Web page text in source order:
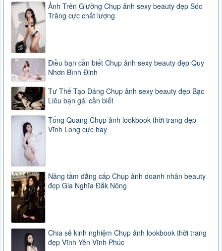
Ảnh Trên Giường Chụp ảnh sexy beauty đẹp Sóc
Trăng cực chất lượng
Điều bạn cần biết Chụp ảnh sexy beauty đẹp Quy
Nhơn Bình Định
Tư Thế Tạo Dáng Chụp ảnh sexy beauty đẹp Bạc
Liêu bạn gái cần biết
Tổng Quang Chụp ảnh lookbook thời trang đẹp
Vĩnh Long cực hay
Nâng tầm đẳng cấp Chụp ảnh doanh nhân beauty
đẹp Gia Nghĩa Đắk Nông
Chia sẻ kinh nghiệm Chụp ảnh lookbook thời trang
đẹp Vĩnh Yên Vĩnh Phúc